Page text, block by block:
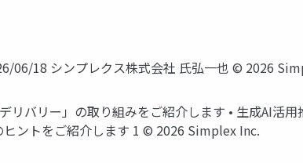
06/18 シンプレクス株式会社 氏弘一也 © 2026
リバリー」の取り組みをご紹介します • 生成AI活
ントをご紹介します 1 © 2026 Simplex Inc.